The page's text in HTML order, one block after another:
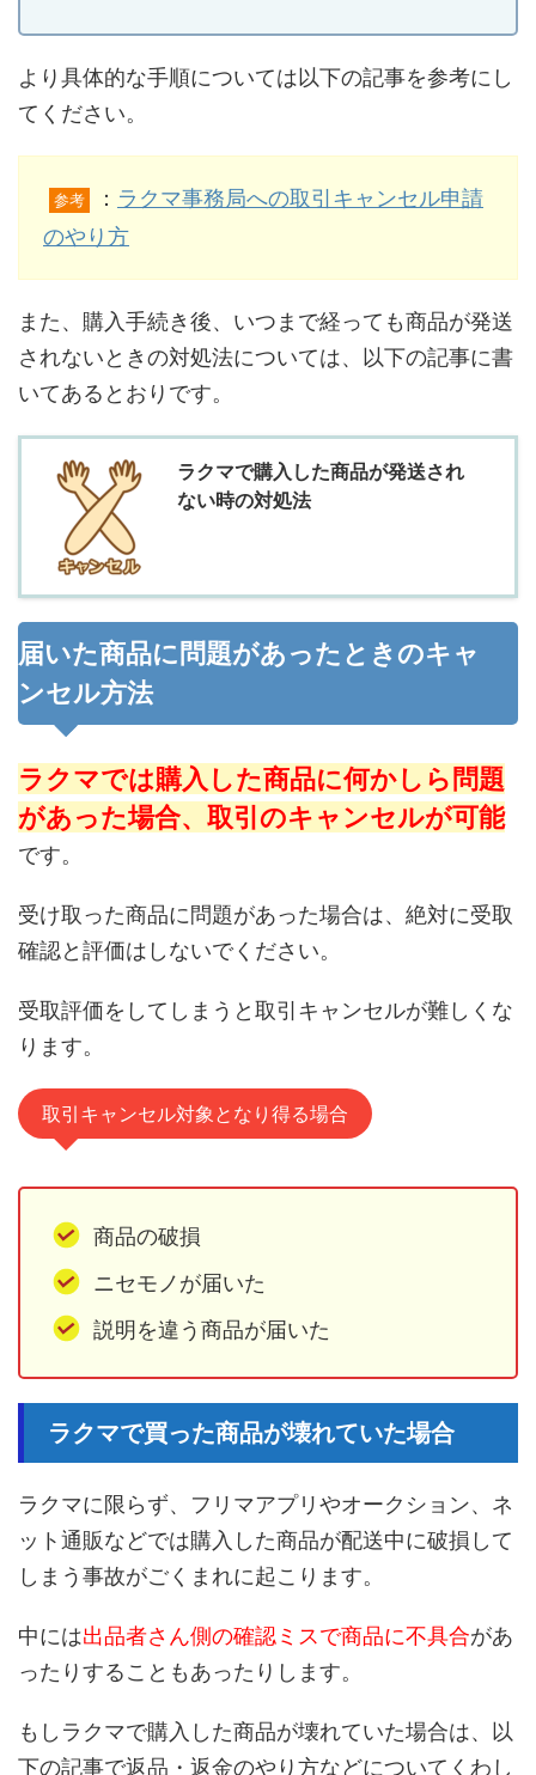
より具体的な手順については以下の記事を参考にし
てください。
参考 ： ラクマ事務局への取引キャンセル申請
のやり方
また、購入手続き後、いつまで経っても商品が発送
されないときの対処法については、以下の記事に書
いてあるとおりです。
ラクマで購入した商品が発送され
ない時の対処法
届いた商品に問題があったときのキャ
ンセル方法
ラクマでは購入した商品に何かしら問題
があった場合、取引のキャンセルが可能
です。
受け取った商品に問題があった場合は、絶対に受取
確認と評価はしないでください。
受取評価をしてしまうと取引キャンセルが難しくな
ります。
取引キャンセル対象となり得る場合
商品の破損
ニセモノが届いた
説明を違う商品が届いた
ラクマで買った商品が壊れていた場合
ラクマに限らず、フリマアプリやオークション、ネ
ット通販などでは購入した商品が配送中に破損して
しまう事故がごくまれに起こります。
中には出品者さん側の確認ミスで商品に不具合があ
ったりすることもあったりします。
もしラクマで購入した商品が壊れていた場合は、以
下の記事で返品・返金のやり方などについてくわし